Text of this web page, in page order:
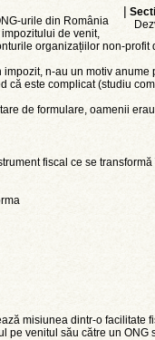
|
urile din România
de venit,
organizațiilor non-profit
n-au un motiv anume
că este complicat (studiu
de formulare, oamenii
fiscal ce se
misiunea dintr-o facilitate
pe venitul său către un ONG